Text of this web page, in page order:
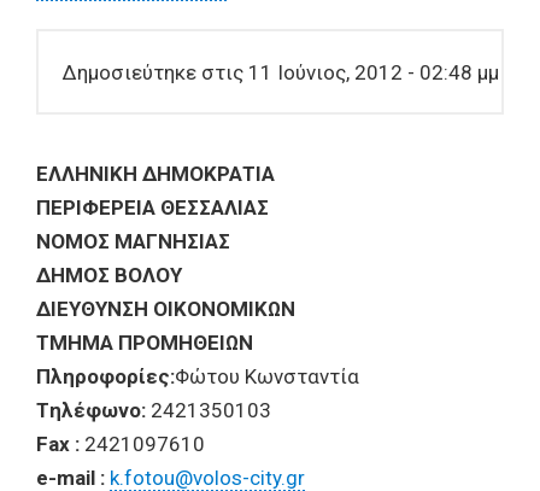
Δημοσιεύτηκε στις 11 Ιούνιος, 2012 - 02:48 μμ
ΕΛΛΗΝΙΚΗ ΔΗΜΟΚΡΑΤΙΑ
ΠΕΡΙΦΕΡΕΙΑ ΘΕΣΣΑΛΙΑΣ
ΝΟΜΟΣ ΜΑΓΝΗΣΙΑΣ
ΔΗΜΟΣ ΒΟΛΟΥ
ΔIEYΘYNΣH OIKONOMIKΩN
TMHMA ΠPOMHΘEIΩN
Πληροφορίες:Φώτου Κωνσταντία
Tηλέφωνο: 2421350103
Fax : 2421097610
e-mail : k.fotou@volos-city.gr